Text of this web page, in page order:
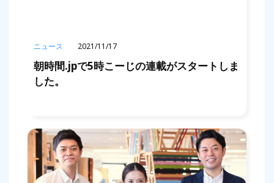
ニュース 2021/11/17
朝時間.jpで5時こーじの連載がスタートしま
した。